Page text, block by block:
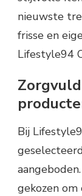
nieuwste
frisse en
Lifestyle94
Bij
gekozen